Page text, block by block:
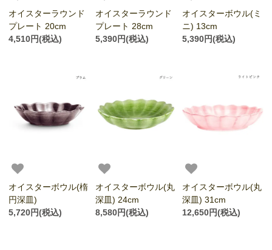
オイスターラウンド
プレート 20cm
4,510円(税込)
オイスターラウンド
プレート 28cm
5,390円(税込)
オイスターボウル(ミ
ニ) 13cm
5,390円(税込)
オイスターボウル(楕
円深皿)
5,720円(税込)
オイスターボウル(丸
深皿) 24cm
8,580円(税込)
オイスターボウル(丸
深皿) 31cm
12,650円(税込)